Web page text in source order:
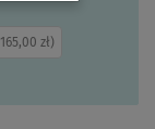
165,00 zł)